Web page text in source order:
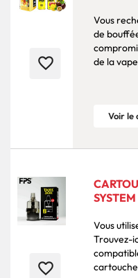
favorite_border
Vous
de
de la
Voir le
favorite_border
Vous
Trouvez-